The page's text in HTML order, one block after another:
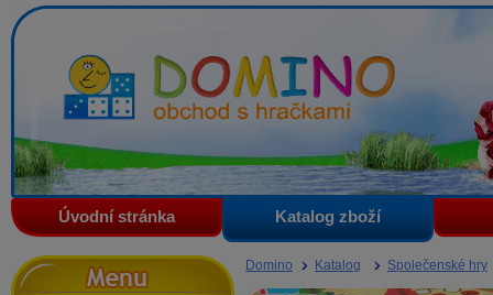
Domino - obchod s hračkami
Úvodní stránka Katalog zboží
Domino Katalog Společenské hry
Menu